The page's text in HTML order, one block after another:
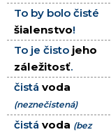
To by bolo čisté
šialenstvo!
To je čisto jeho
záležitosť.
čistá voda
(neznečistená)
čistá voda (bez